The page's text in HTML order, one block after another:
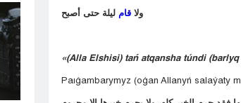
ولا قام ليلة حتى أصبح
«(Alla Elshisi) tań atqansha túndi
Paıǵambarymyz (oǵan Allanyń salaýaty